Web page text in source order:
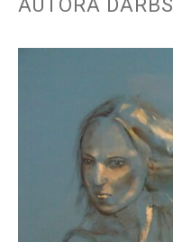
AUTORA DARBS